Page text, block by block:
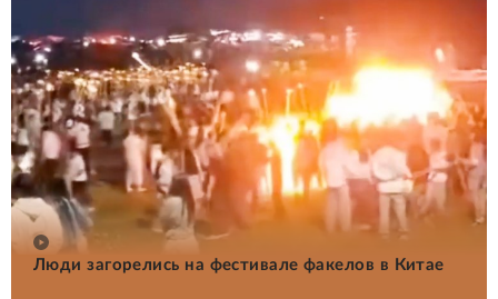
Люди загорелись на фестивале факелов в Китае